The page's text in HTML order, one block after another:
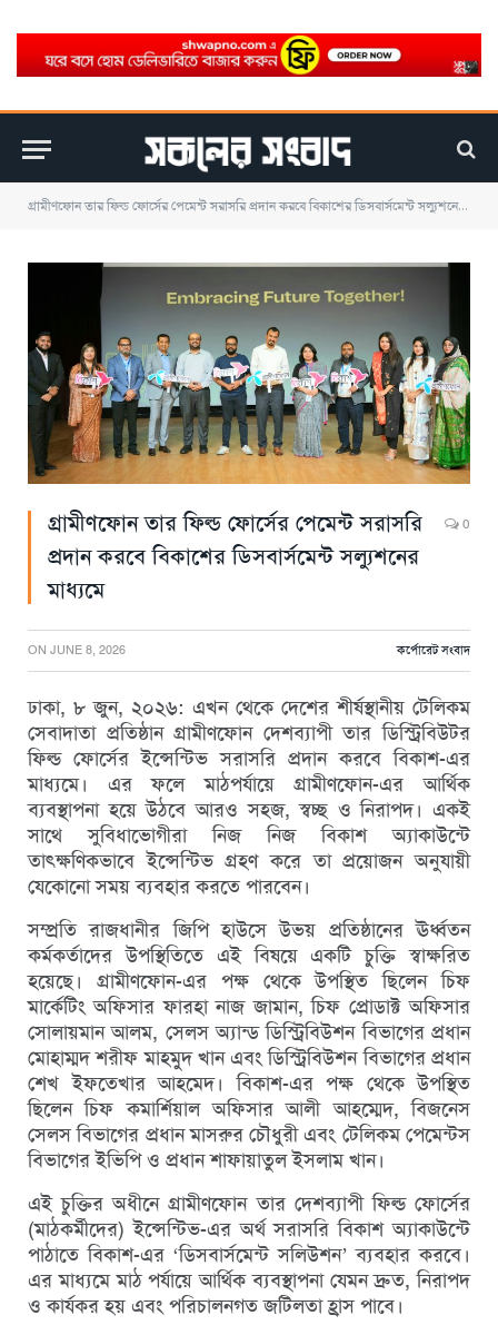
গ্রামীণফোন তার ফিল্ড ফোর্সের পেমেন্ট সরাসরি প্রদান করবে বিকাশের ডিসবার্সমেন্ট সল্যুশনের মাধ্যমে
গ্রামীণফোন তার ফিল্ড ফোর্সের পেমেন্ট সরাসরি
প্রদান করবে বিকাশের ডিসবার্সমেন্ট সল্যুশনের
মাধ্যমে
0
ON JUNE 8, 2026 কর্পোরেট সংবাদ
ঢাকা, ৮ জুন, ২০২৬: এখন থেকে দেশের শীর্ষস্থানীয় টেলিকম
সেবাদাতা প্রতিষ্ঠান গ্রামীণফোন দেশব্যাপী তার ডিস্ট্রিবিউটর
ফিল্ড ফোর্সের ইন্সেন্টিভ সরাসরি প্রদান করবে বিকাশ-এর
মাধ্যমে। এর ফলে মাঠপর্যায়ে গ্রামীণফোন-এর আর্থিক
ব্যবস্থাপনা হয়ে উঠবে আরও সহজ, স্বচ্ছ ও নিরাপদ। একই
সাথে সুবিধাভোগীরা নিজ নিজ বিকাশ অ্যাকাউন্টে
তাৎক্ষণিকভাবে ইন্সেন্টিভ গ্রহণ করে তা প্রয়োজন অনুযায়ী
যেকোনো সময় ব্যবহার করতে পারবেন।
সম্প্রতি রাজধানীর জিপি হাউসে উভয় প্রতিষ্ঠানের ঊর্ধ্বতন
কর্মকর্তাদের উপস্থিতিতে এই বিষয়ে একটি চুক্তি স্বাক্ষরিত
হয়েছে। গ্রামীণফোন-এর পক্ষ থেকে উপস্থিত ছিলেন চিফ
মার্কেটিং অফিসার ফারহা নাজ জামান, চিফ প্রোডাক্ট অফিসার
সোলায়মান আলম, সেলস অ্যান্ড ডিস্ট্রিবিউশন বিভাগের প্রধান
মোহাম্মদ শরীফ মাহমুদ খান এবং ডিস্ট্রিবিউশন বিভাগের প্রধান
শেখ ইফতেখার আহমেদ। বিকাশ-এর পক্ষ থেকে উপস্থিত
ছিলেন চিফ কমার্শিয়াল অফিসার আলী আহম্মেদ, বিজনেস
সেলস বিভাগের প্রধান মাসরুর চৌধুরী এবং টেলিকম পেমেন্টস
বিভাগের ইভিপি ও প্রধান শাফায়াতুল ইসলাম খান।
এই চুক্তির অধীনে গ্রামীণফোন তার দেশব্যাপী ফিল্ড ফোর্সের
(মাঠকর্মীদের) ইন্সেন্টিভ-এর অর্থ সরাসরি বিকাশ অ্যাকাউন্টে
পাঠাতে বিকাশ-এর ‘ডিসবার্সমেন্ট সলিউশন’ ব্যবহার করবে।
এর মাধ্যমে মাঠ পর্যায়ে আর্থিক ব্যবস্থাপনা যেমন দ্রুত, নিরাপদ
ও কার্যকর হয় এবং পরিচালনগত জটিলতা হ্রাস পাবে।